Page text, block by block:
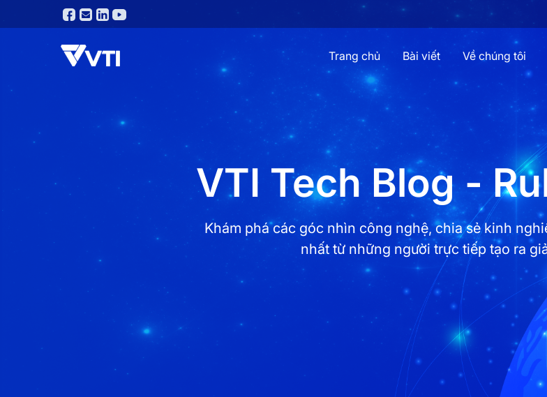
Trang chủ Bài viết Về chúng tôi
VTI Tech Blog -
Khám phá các góc nhìn công nghệ, chia sẻ kinh
nhất từ những người trực tiếp tạo ra